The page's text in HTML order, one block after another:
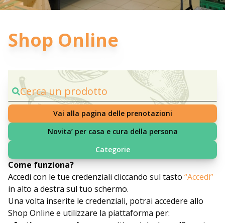
Shop Online
Cerca un prodotto
Vai alla pagina delle prenotazioni
Novita’ per casa e cura della persona
Categorie
Come funziona?
Accedi con le tue credenziali cliccando sul tasto “Accedi”
in alto a destra sul tuo schermo.
Una volta inserite le credenziali, potrai accedere allo
Shop Online e utilizzare la piattaforma per: